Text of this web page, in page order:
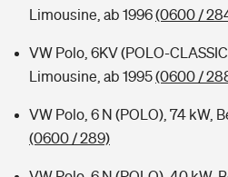
Limousine, ab 1996(0600 /
VW Polo, 6KV (POLO-
Limousine, ab 1995(0600 /
VW Polo, 6 N (POLO), 74 kW,
(0600 / 289)